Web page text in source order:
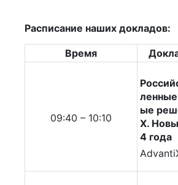
Расписание наших докладов:
Время
09:40 – 10:10
ые
X.
4 года